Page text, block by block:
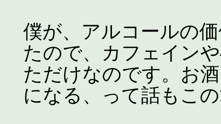
僕が、アルコールの
たので、カフェイン
ただけなのです。お
になる、って話もこ